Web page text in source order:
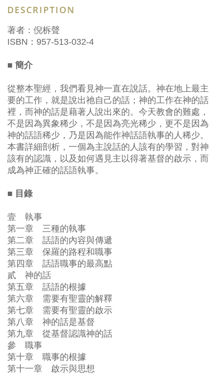
DESCRIPTION
著者：倪柝聲
ISBN：957-513-032-4
■ 簡介
從整本聖經，我們看見神一直在說話。神在地上最主
要的工作，就是說出祂自己的話；神的工作在神的話
裡，而神的話是藉著人說出來的。今天教會的難處，
不是因為異象稀少，不是因為亮光稀少，更不是因為
神的話語稀少，乃是因為能作神話語執事的人稀少。
本書詳細剖析，一個為主說話的人該有的學習，對神
該有的認識，以及如何遇見主以得著基督的啟示，而
成為神正確的話語執事。
■ 目錄
壹 執事
第一章 三種的執事
第二章 話語的內容與傳遞
第三章 保羅的路程和職事
第四章 話語職事的最高點
貳 神的話
第五章 話語的根據
第六章 需要有聖靈的解釋
第七章 需要有聖靈的啟示
第八章 神的話是基督
第九章 從基督認識神的話
參 職事
第十章 職事的根據
第十一章 啟示與思想